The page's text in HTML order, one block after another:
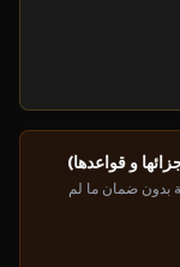
و قواعدها)
بدون ضمان ما لم